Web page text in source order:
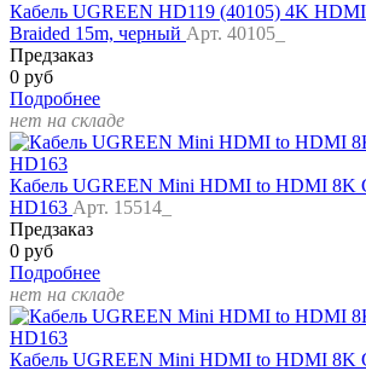
Кабель UGREEN HD119 (40105) 4K
Braided 15m, черный Арт. 40105_
Предзаказ
0 руб
Подробнее
нет на складе
Кабель UGREEN Mini HDMI to HDMI 8K
HD163 Арт. 15514_
Предзаказ
0 руб
Подробнее
нет на складе
Кабель UGREEN Mini HDMI to HDMI 8K